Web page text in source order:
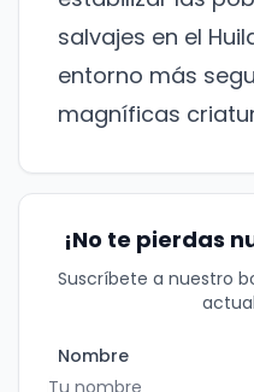
salvajes en el
entorno más
magníficas
¡No te pierdas
Suscríbete a nuestro
Nombre
¡No te
Suscríbete a
Correo electrónico
No te